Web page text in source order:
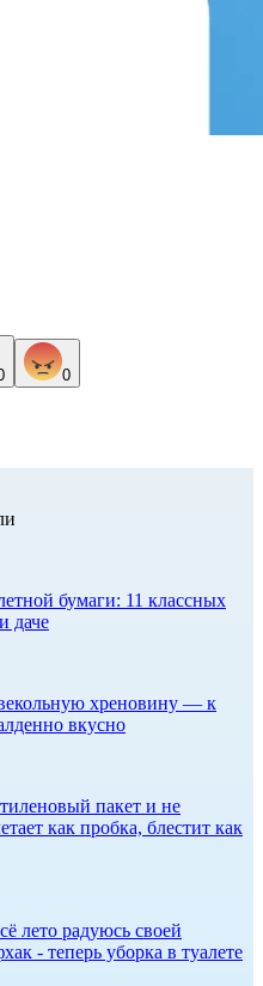
0
бумаги: 11 классных
даче
хреновину — к
вкусно
пакет и не
как пробка, блестит как
лето радуюсь своей
- теперь уборка в туалете